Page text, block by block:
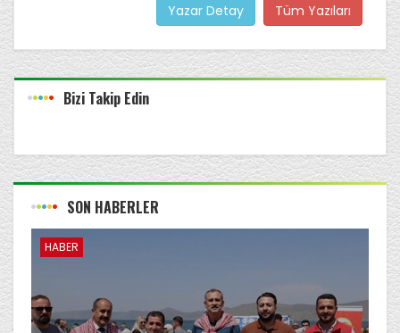
Yazar Detay Tüm Yazıları
Bizi Takip Edin
SON HABERLER
HABER